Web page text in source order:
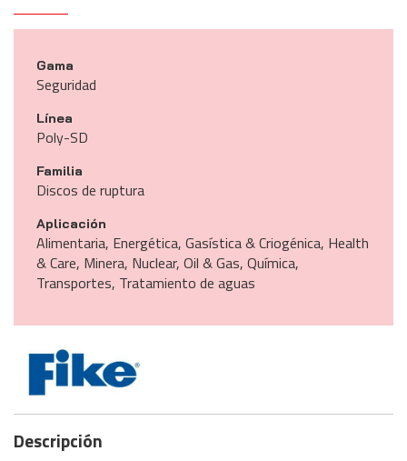
Gama
Seguridad
Línea
Poly-SD
Familia
Discos de ruptura
Aplicación
Alimentaria, Energética, Gasística & Criogénica, Health
& Care, Minera, Nuclear, Oil & Gas, Química,
Transportes, Tratamiento de aguas
Descripción